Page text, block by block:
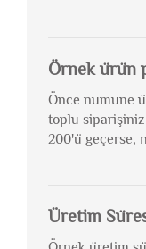
Örnek ürün
Önce numune
toplu
200'ü geçerse,
Üretim